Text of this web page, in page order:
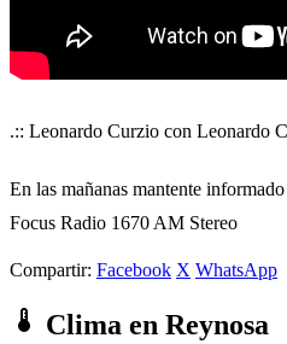
.:: Leonardo Curzio con Leonardo
En las mañanas mantente
Focus Radio 1670 AM Stereo
Compartir: Facebook X WhatsApp
Clima en Reynosa